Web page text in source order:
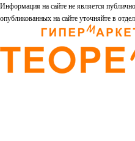
Информация на сайте не является
опубликованных на сайте уточняйте в